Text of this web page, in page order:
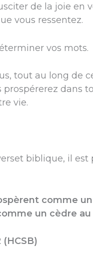
de la joie en
vous ressentez.
vos mots.
tout au long de
prospérerez dans
vie.
biblique, il est
comme
un cèdre au
(HCSB)